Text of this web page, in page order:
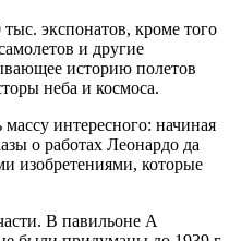
экспонатов, кроме того
и другие
историю полетов
неба и космоса.
интересного: начиная
о работах Леонардо да
изобретениями, которые
В павильоне А